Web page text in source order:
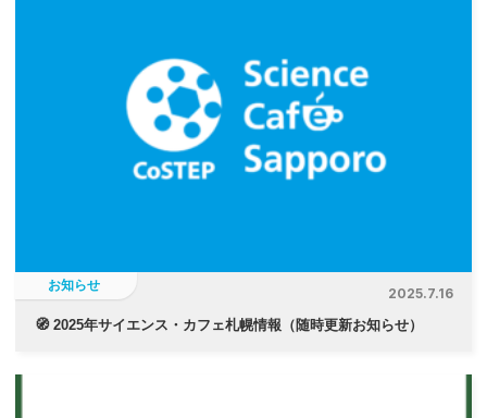
お知らせ
2025.7.16
🧭 2025年サイエンス・カフェ札幌情報（随時更新お知らせ）